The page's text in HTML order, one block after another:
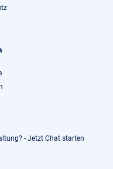
- Jetzt Chat starten